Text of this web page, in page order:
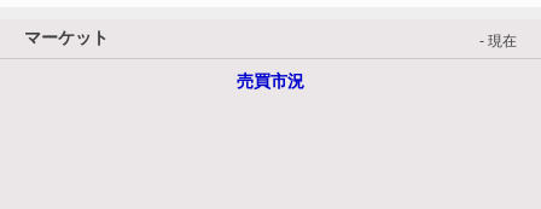
マーケット - 現在
売買市況